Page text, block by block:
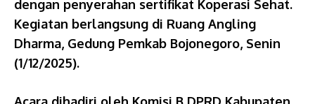
dengan penyerahan sertifikat Koperasi Sehat.
Kegiatan berlangsung di Ruang Angling
Dharma, Gedung Pemkab Bojonegoro, Senin
(1/12/2025).